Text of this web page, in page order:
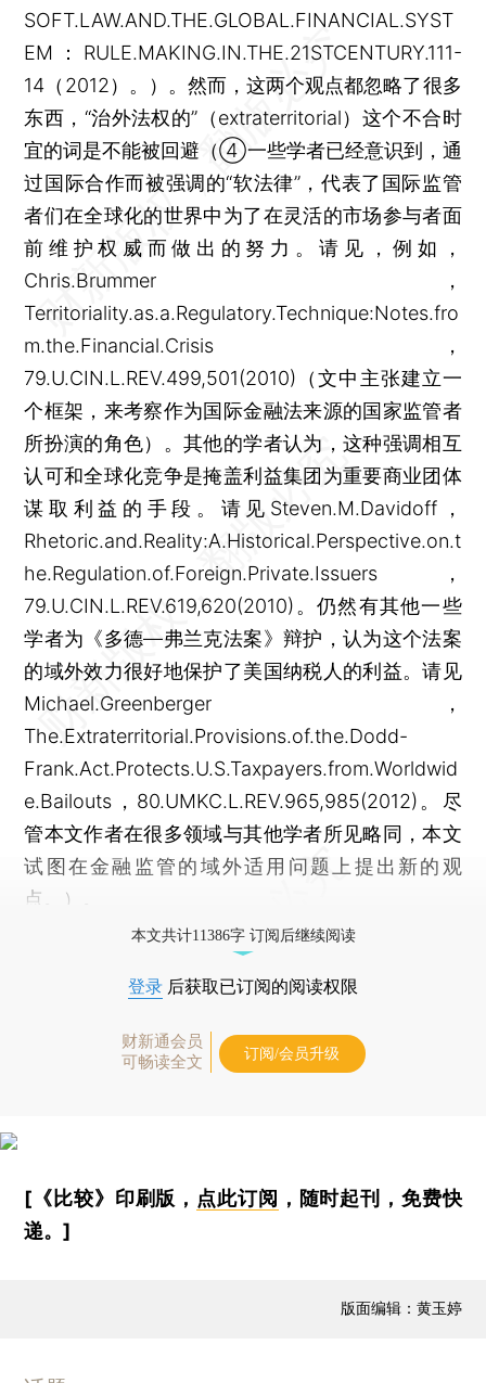
SOFT.LAW.AND.THE.GLOBAL.FINANCIAL.SYST
EM：RULE.MAKING.IN.THE.21STCENTURY.111-
14（2012）。）。然而，这两个观点都忽略了很多
东西，“治外法权的”（extraterritorial）这个不合时
宜的词是不能被回避（④一些学者已经意识到，通
过国际合作而被强调的“软法律”，代表了国际监管
者们在全球化的世界中为了在灵活的市场参与者面
前维护权威而做出的努力。请见，例如，
Chris.Brummer，
Territoriality.as.a.Regulatory.Technique:Notes.fro
m.the.Financial.Crisis，
79.U.CIN.L.REV.499,501(2010)（文中主张建立一
个框架，来考察作为国际金融法来源的国家监管者
所扮演的角色）。其他的学者认为，这种强调相互
认可和全球化竞争是掩盖利益集团为重要商业团体
谋取利益的手段。请见Steven.M.Davidoff，
Rhetoric.and.Reality:A.Historical.Perspective.on.t
he.Regulation.of.Foreign.Private.Issuers，
79.U.CIN.L.REV.619,620(2010)。仍然有其他一些
学者为《多德—弗兰克法案》辩护，认为这个法案
的域外效力很好地保护了美国纳税人的利益。请见
Michael.Greenberger，
The.Extraterritorial.Provisions.of.the.Dodd-
Frank.Act.Protects.U.S.Taxpayers.from.Worldwid
e.Bailouts，80.UMKC.L.REV.965,985(2012)。尽
管本文作者在很多领域与其他学者所见略同，本文
试图在金融监管的域外适用问题上提出新的观
点。）。
本文共计11386字 订阅后继续阅读
登录 后获取已订阅的阅读权限
财新通会员
可畅读全文
订阅/会员升级
[《比较》印刷版， 点此订阅 ，随时起刊，免费快
递。]
版面编辑：黄玉婷